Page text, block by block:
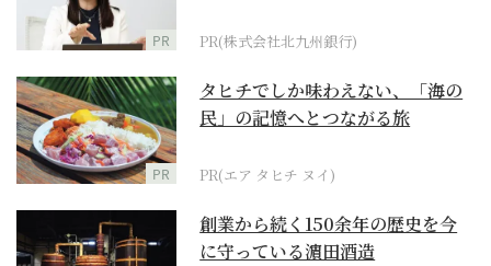
PR PR(株式会社北九州銀行)
PR
タヒチでしか味わえない、「海の
民」の記憶へとつながる旅
PR(エア タヒチ ヌイ)
創業から続く150余年の歴史を今
に守っている濵田酒造